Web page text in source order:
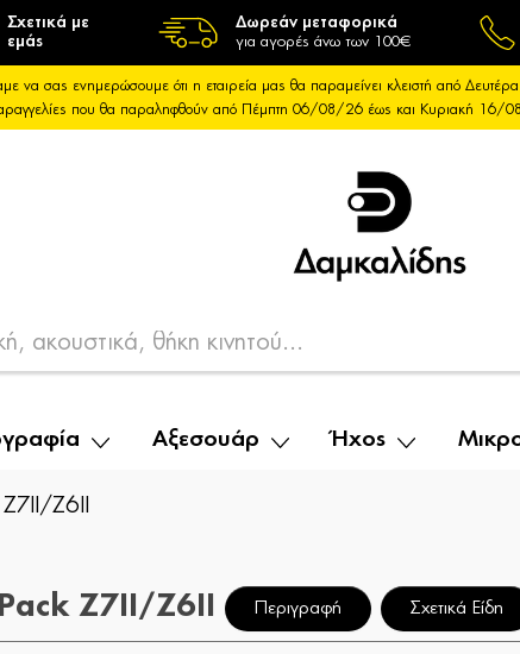
Σχετικά με
εμάς
Δωρεάν μεταφορικά
για αγορές άνω των 100€
να σας ενημερώσουμε ότι η εταιρεία μας θα παραμείνει κλειστή από
που θα παραληφθούν από Πέμπτη 06/08/26 έως και Κυριακή 16/
Αξεσουάρ Ήχος
Z6II
Z7II/Z6II Περιγραφή Σχετικά Είδη